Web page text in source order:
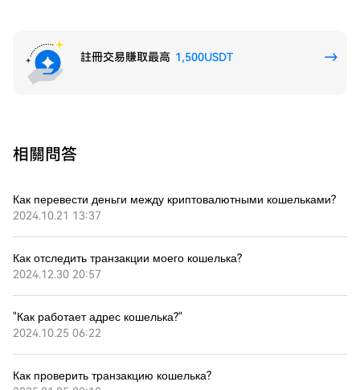
註冊交易賺取最高 1,500USDT
相關問答
Как перевести деньги между криптовалютными кошельками?
2024.10.21 13:37
Как отследить транзакции моего кошелька?
2024.12.30 20:57
"Как работает адрес кошелька?"
2024.10.25 06:22
Как проверить транзакцию кошелька?